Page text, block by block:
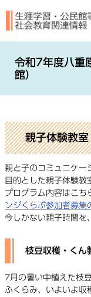
ジ
す。
ュ
し
本
文
へ
令和7年度八重
館）
親子体験教
親と子のコミュニケー
目的とした親子体験教
プログラム内容はこち
ンジくらぶ参加者募
今しかない親子時間を
枝豆収穫・くん
7月の暑い中植えた枝
ふくらみ、いよいよ